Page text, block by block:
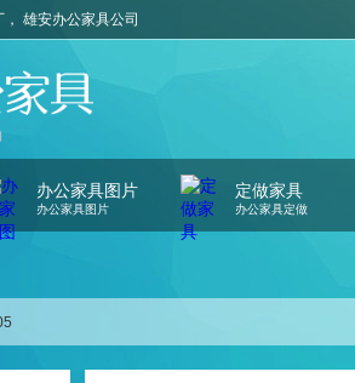
雄安办公家具公司
办公家具图片
办公家具图片
定做家具
办公家具定做